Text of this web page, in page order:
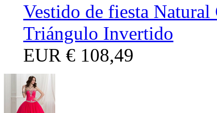
Vestido de fiesta
Triángulo Invertido
EUR € 108,49